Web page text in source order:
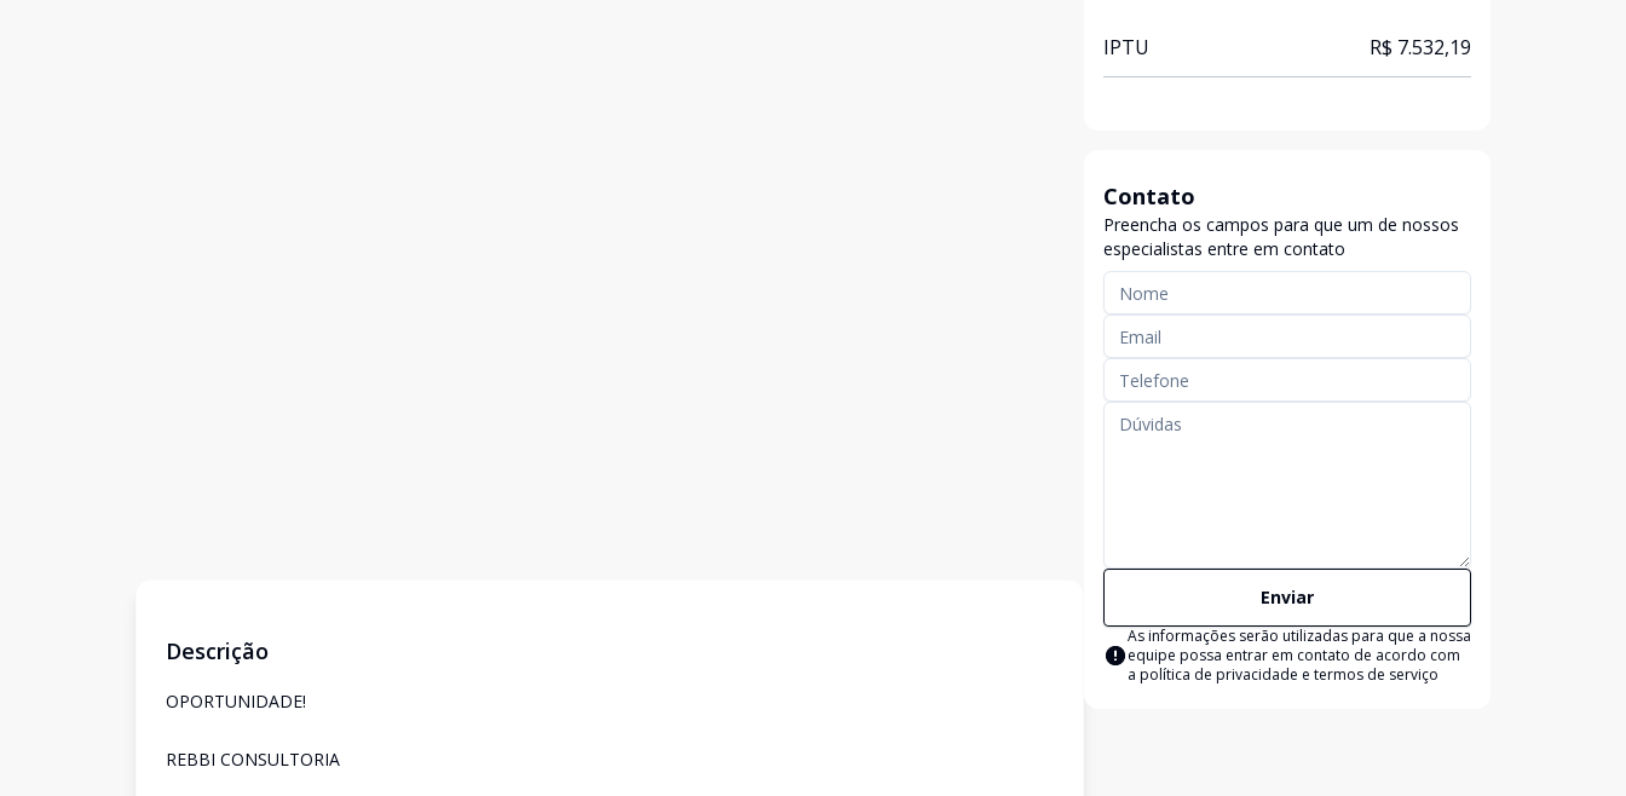
Descrição
OPORTUNIDADE!
REBBI CONSULTORIA
IPTU R$ 7.532,19
Contato
Preencha os campos para que um de nossos
especialistas entre em contato
Enviar
As informações serão utilizadas para que a nossa
equipe possa entrar em contato de acordo com
a política de privacidade e termos de serviço